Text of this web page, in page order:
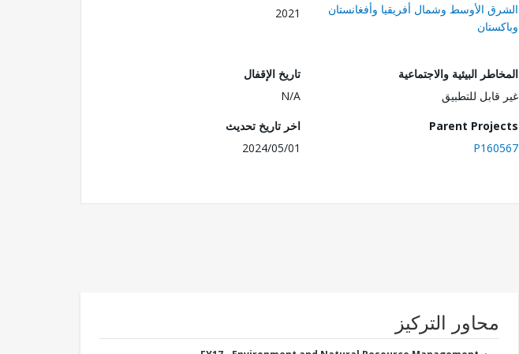
الشرق الأوسط وشمال أفريقيا وأفغانستان
وباكستان
2021
المخاطر البيئية والاجتماعية
غير قابل للتطبيق
تاريخ الإقفال
N/A
Parent Projects
P160567
اخر تاريخ تحديث
2024/05/01
محاور التركيز